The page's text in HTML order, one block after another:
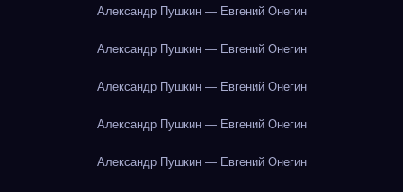
Александр Пушкин — Евгений Онегин
Александр Пушкин — Евгений Онегин
Александр Пушкин — Евгений Онегин
Александр Пушкин — Евгений Онегин
Александр Пушкин — Евгений Онегин